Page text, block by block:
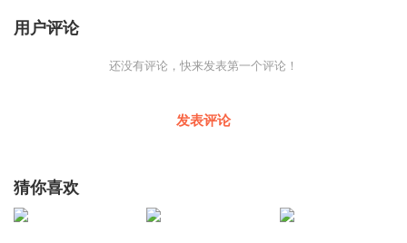
用户评论
还没有评论，快来发表第一个评论！
发表评论
猜你喜欢